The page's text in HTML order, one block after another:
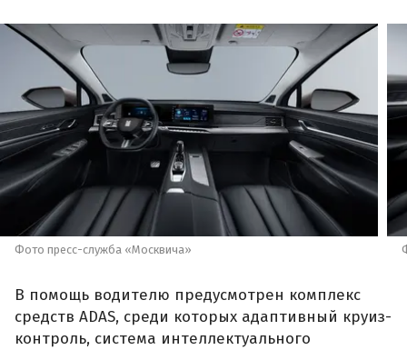
Фото пресс-служба «Москвича»
В помощь водителю предусмотрен комплекс
средств ADAS, среди которых адаптивный круиз-
контроль, система интеллектуального